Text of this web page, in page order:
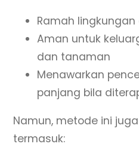
Ramah
Aman untuk
dan tanaman
Menawarkan
panjang bila
Namun, metode ini
termasuk: